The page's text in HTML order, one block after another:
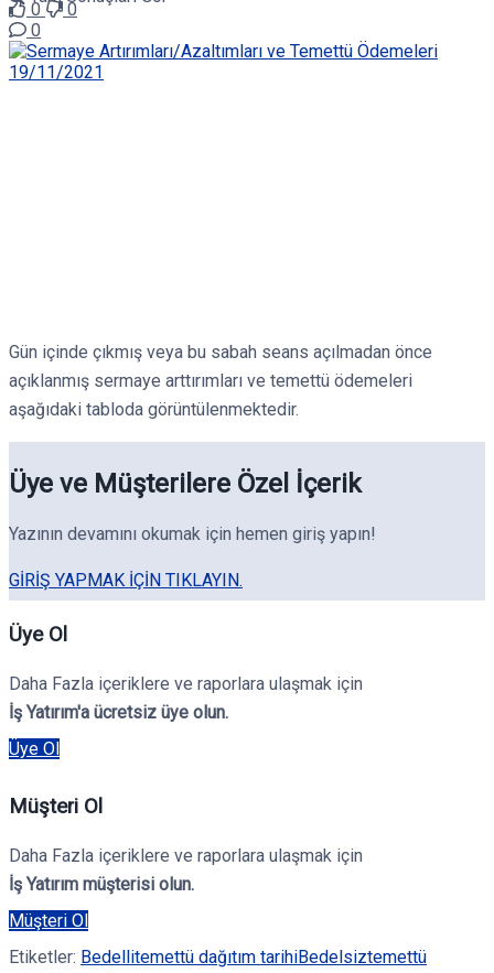
0
0
0
Gün içinde çıkmış veya bu sabah seans açılmadan önce
açıklanmış sermaye arttırımları ve temettü ödemeleri
aşağıdaki tabloda görüntülenmektedir.
Üye ve Müşterilere Özel İçerik
Yazının devamını okumak için hemen giriş yapın!
GIRIŞ YAPMAK IÇIN TIKLAYIN.
Üye Ol
Daha Fazla içeriklere ve raporlara ulaşmak için
İş Yatırım'a ücretsiz üye olun.
Üye Ol
Müşteri Ol
Daha Fazla içeriklere ve raporlara ulaşmak için
İş Yatırım müşterisi olun.
Müşteri Ol
Etiketler: Bedellitemettü dağıtım tarihiBedelsiztemettü